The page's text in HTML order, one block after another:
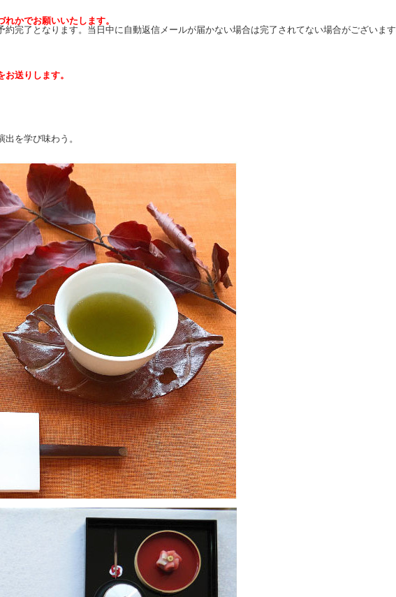
かでお願いいたします。
完了となります。当日中に自動返信メールが届かない場合は完了されてない場合がございます
送りします。
を学び味わう。